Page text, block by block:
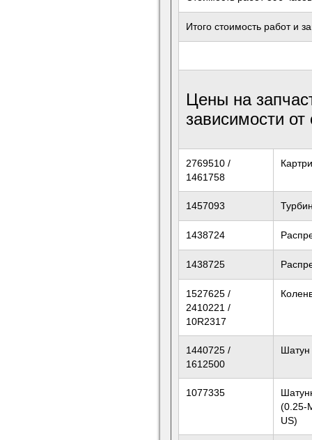
Итого стоимость работ и
Цены на
зависимости от
2769510 /
1461758
1457093
1438724
1438725
1527625 /
2410221 /
10R2317
1440725 /
1612500
Шатун
1077335
(0.25-
US)